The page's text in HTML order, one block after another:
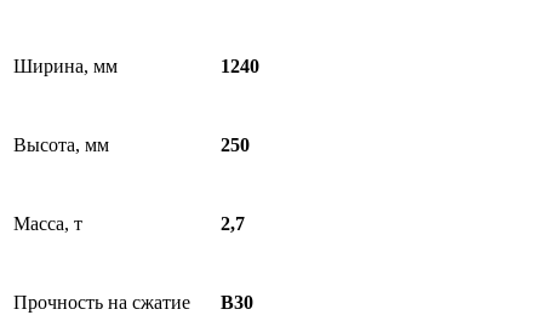
Ширина, мм 1240
Высота, мм 250
Масса, т 2,7
Прочность на сжатие B30